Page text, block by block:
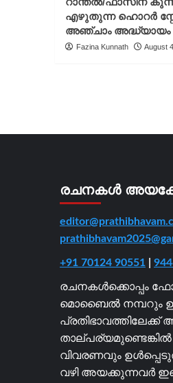
platonic
poem/Poetry
എഴുതുന്ന ഹൊറർ
അഞ്ചാം അദ്ധ്യായം
Fazina Kunnath August
രചനകൾ
+91 70124 90551
രചനകൾക്കൊപ്പം
മൊബൈൽ നമ്പറും
വിവരണവും
വഴി അയക്കുന്നവർ